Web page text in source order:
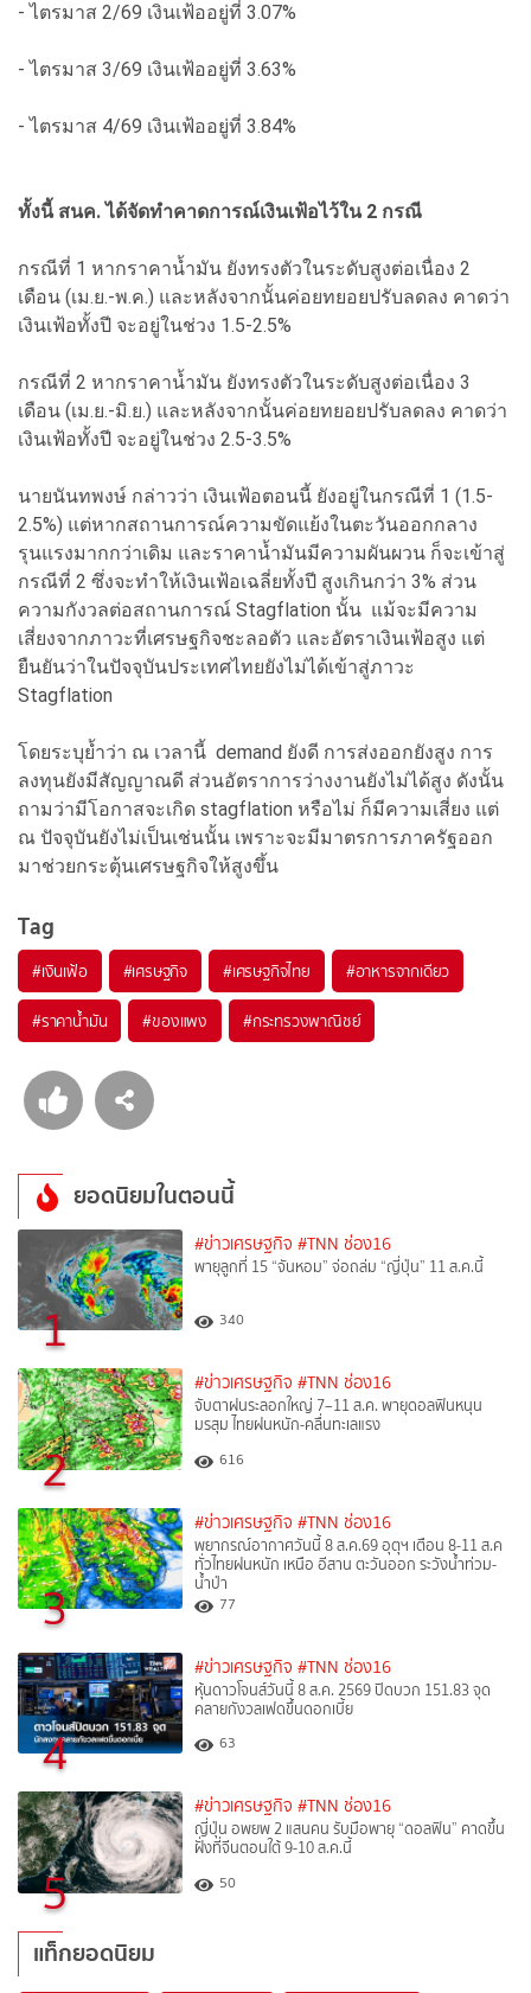
- ไตรมาส 2/69 เงินเฟ้ออยู่ที่ 3.07%
- ไตรมาส 3/69 เงินเฟ้ออยู่ที่ 3.63%
- ไตรมาส 4/69 เงินเฟ้ออยู่ที่ 3.84%
ทั้งนี้ สนค. ได้จัดทำคาดการณ์เงินเฟ้อไว้ใน 2 กรณี
กรณีที่ 1 หากราคาน้ำมัน ยังทรงตัวในระดับสูงต่อเนื่อง 2
เดือน (เม.ย.-พ.ค.) และหลังจากนั้นค่อยทยอยปรับลดลง คาดว่า
เงินเฟ้อทั้งปี จะอยู่ในช่วง 1.5-2.5%
กรณีที่ 2 หากราคาน้ำมัน ยังทรงตัวในระดับสูงต่อเนื่อง 3
เดือน (เม.ย.-มิ.ย.) และหลังจากนั้นค่อยทยอยปรับลดลง คาดว่า
เงินเฟ้อทั้งปี จะอยู่ในช่วง 2.5-3.5%
นายนันทพงษ์ กล่าวว่า เงินเฟ้อตอนนี้ ยังอยู่ในกรณีที่ 1 (1.5-
2.5%) แต่หากสถานการณ์ความขัดแย้งในตะวันออกกลาง
รุนแรงมากกว่าเดิม และราคาน้ำมันมีความผันผวน ก็จะเข้าสู่
กรณีที่ 2 ซึ่งจะทำให้เงินเฟ้อเฉลี่ยทั้งปี สูงเกินกว่า 3% ส่วน
ความกังวลต่อสถานการณ์ Stagflation นั้น แม้จะมีความ
เสี่ยงจากภาวะที่เศรษฐกิจชะลอตัว และอัตราเงินเฟ้อสูง แต่
ยืนยันว่าในปัจจุบันประเทศไทยยังไม่ได้เข้าสู่ภาวะ
Stagflation
โดยระบุย้ำว่า ณ เวลานี้ demand ยังดี การส่งออกยังสูง การ
ลงทุนยังมีสัญญาณดี ส่วนอัตราการว่างงานยังไม่ได้สูง ดังนั้น
ถามว่ามีโอกาสจะเกิด stagflation หรือไม่ ก็มีความเสี่ยง แต่
ณ ปัจจุบันยังไม่เป็นเช่นนั้น เพราะจะมีมาตรการภาครัฐออก
มาช่วยกระตุ้นเศรษฐกิจให้สูงขึ้น
Tag
#เงินเฟ้อ #เศรษฐกิจ #เศรษฐกิจไทย #อาหารจากเดียว
#ราคาน้ำมัน #ของแพง #กระทรวงพาณิชย์
ยอดนิยมในตอนนี้
1
#ข่าวเศรษฐกิจ #TNN ช่อง16
พายุลูกที่ 15 “จันหอม” จ่อถล่ม “ญี่ปุ่น” 11 ส.ค.นี้
340
2
#ข่าวเศรษฐกิจ #TNN ช่อง16
จับตาฝนระลอกใหญ่ 7–11 ส.ค. พายุดอลฟินหนุน
มรสุม ไทยฝนหนัก-คลื่นทะเลแรง
616
3
#ข่าวเศรษฐกิจ #TNN ช่อง16
พยากรณ์อากาศวันนี้ 8 ส.ค.69 อุตุฯ เตือน 8-11 ส.ค
ทั่วไทยฝนหนัก เหนือ อีสาน ตะวันออก ระวังน้ำท่วม-
น้ำป่า
77
4
#ข่าวเศรษฐกิจ #TNN ช่อง16
หุ้นดาวโจนส์วันนี้ 8 ส.ค. 2569 ปิดบวก 151.83 จุด
คลายกังวลเฟดขึ้นดอกเบี้ย
63
5
#ข่าวเศรษฐกิจ #TNN ช่อง16
ญี่ปุ่น อพยพ 2 แสนคน รับมือพายุ “ดอลฟิน” คาดขึ้น
ฝั่งที่จีนตอนใต้ 9-10 ส.ค.นี้
50
แท็กยอดนิยม